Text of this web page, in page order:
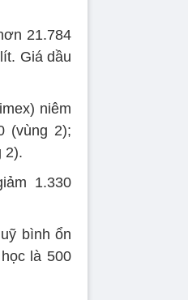
21.784
Giá dầu
niêm
(vùng 2);
2).
1.330
bình ổn
là 500